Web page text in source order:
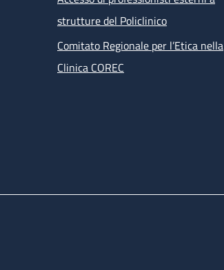
strutture del Policlinico
Comitato Regionale per l’Etica nella
Clinica COREC